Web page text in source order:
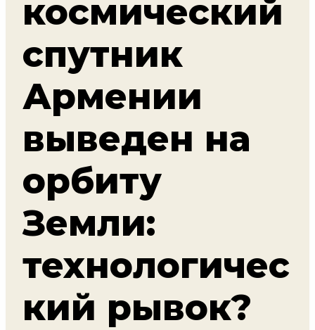
космический
спутник
Армении
выведен на
орбиту
Земли:
технологичес
кий рывок?